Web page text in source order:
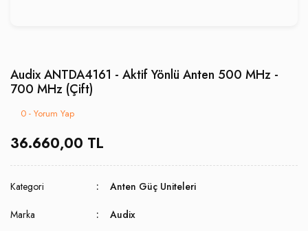
Audix ANTDA4161 - Aktif Yönlü Anten 500 MHz -
700 MHz (Çift)
0 - Yorum Yap
36.660,00 TL
Kategori Anten Güç Uniteleri
Marka Audix